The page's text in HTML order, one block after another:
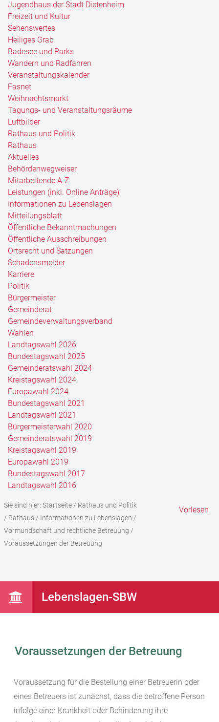
Jugendhaus der Stadt Dietenheim
Freizeit und Kultur
Sehenswertes
Heiliges Grab
Badesee und Parks
Wandern und Radfahren
Veranstaltungskalender
Fasnet
Weihnachtsmarkt
Tagungs- und Veranstaltungsräume
Luftbilder
Rathaus und Politik
Rathaus
Aktuelles
Behördenwegweiser
Mitarbeitende A-Z
Leistungen (inkl. Online Anträge)
Informationen zu Lebenslagen
Mitteilungsblatt
Öffentliche Bekanntmachungen
Öffentliche Ausschreibungen
Ortsrecht und Satzungen
Schadensmelder
Karriere
Politik
Bürgermeister
Gemeinderat
Gemeindeverwaltungsverband
Wahlen
Landtagswahl 2026
Bundestagswahl 2025
Gemeinderatswahl 2024
Kreistagswahl 2024
Europawahl 2024
Bundestagswahl 2021
Landtagswahl 2021
Bürgermeisterwahl 2020
Gemeinderatswahl 2019
Kreistagswahl 2019
Europawahl 2019
Bundestagswahl 2017
Landtagswahl 2016
Sie sind hier: Startseite/ Rathaus und Politik
/ Rathaus/ Informationen zu Lebenslagen /
Vormundschaft und rechtliche Betreuung /
Voraussetzungen der Betreuung
Vorlesen
Lebenslagen-SBW
Voraussetzungen der Betreuung
Voraussetzung für die Bestellung einer Betreuerin oder
eines Betreuers ist zunächst, dass die betroffene Person
infolge einer Krankheit oder Behinderung ihre